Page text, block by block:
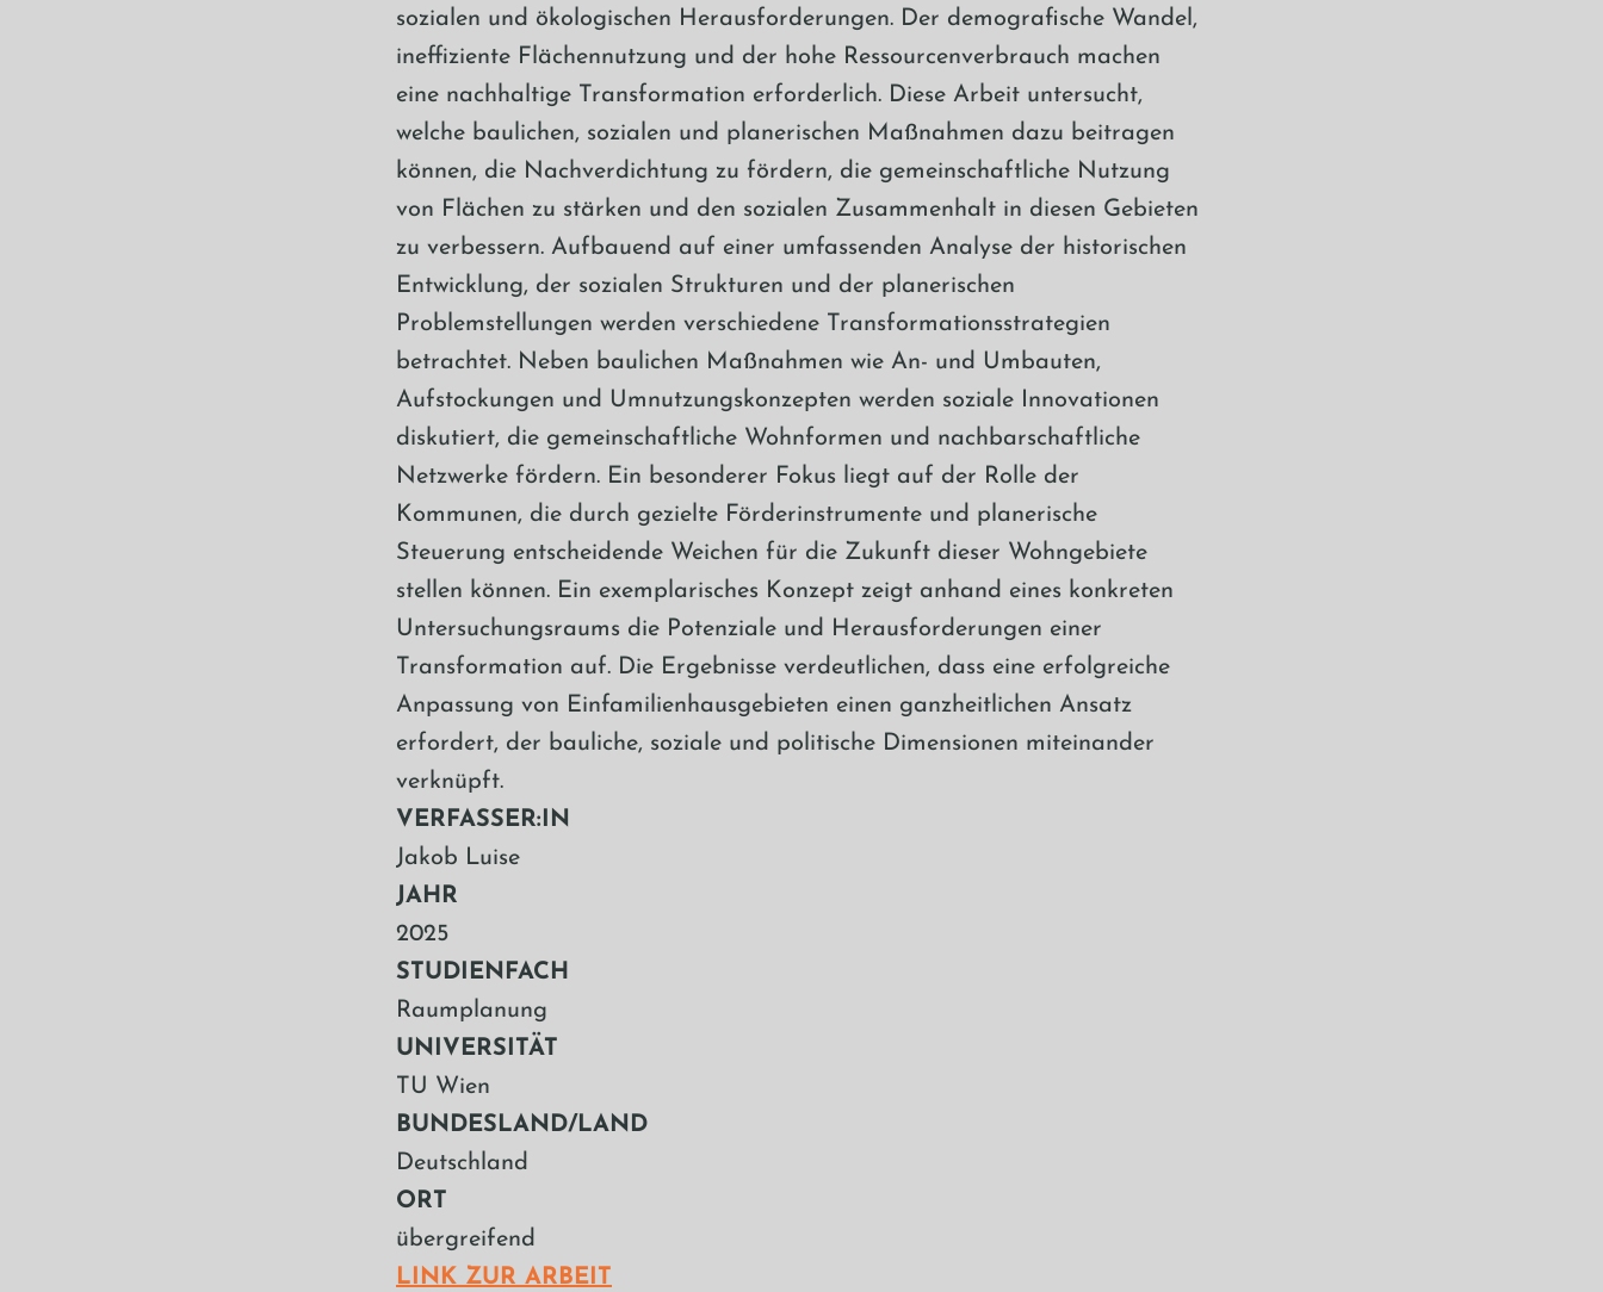
sozialen und ökologischen Herausforderungen. Der demografische Wandel,
ineffiziente Flächennutzung und der hohe Ressourcenverbrauch machen
eine nachhaltige Transformation erforderlich. Diese Arbeit untersucht,
welche baulichen, sozialen und planerischen Maßnahmen dazu beitragen
können, die Nachverdichtung zu fördern, die gemeinschaftliche Nutzung
von Flächen zu stärken und den sozialen Zusammenhalt in diesen Gebieten
zu verbessern. Aufbauend auf einer umfassenden Analyse der historischen
Entwicklung, der sozialen Strukturen und der planerischen
Problemstellungen werden verschiedene Transformationsstrategien
betrachtet. Neben baulichen Maßnahmen wie An- und Umbauten,
Aufstockungen und Umnutzungskonzepten werden soziale Innovationen
diskutiert, die gemeinschaftliche Wohnformen und nachbarschaftliche
Netzwerke fördern. Ein besonderer Fokus liegt auf der Rolle der
Kommunen, die durch gezielte Förderinstrumente und planerische
Steuerung entscheidende Weichen für die Zukunft dieser Wohngebiete
stellen können. Ein exemplarisches Konzept zeigt anhand eines konkreten
Untersuchungsraums die Potenziale und Herausforderungen einer
Transformation auf. Die Ergebnisse verdeutlichen, dass eine erfolgreiche
Anpassung von Einfamilienhausgebieten einen ganzheitlichen Ansatz
erfordert, der bauliche, soziale und politische Dimensionen miteinander
verknüpft.
VERFASSER:IN
Jakob Luise
JAHR
2025
STUDIENFACH
Raumplanung
UNIVERSITÄT
TU Wien
BUNDESLAND/LAND
Deutschland
ORT
übergreifend
LINK ZUR ARBEIT